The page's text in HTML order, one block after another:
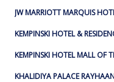
JW MARRIOTT MARQUIS
KEMPINSKI HOTEL &
KEMPINSKI HOTEL MALL OF
KHALIDIYA PALACE